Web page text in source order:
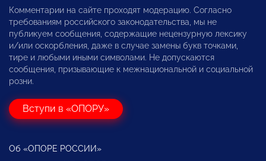
Комментарии на сайте проходят модерацию. Согласно
требованиям российского законодательства, мы не
публикуем сообщения, содержащие нецензурную лексику
и/или оскорбления, даже в случае замены букв точками,
тире и любыми иными символами. Не допускаются
сообщения, призывающие к межнациональной и социальной
розни.
Вступи в «ОПОРУ»
Об «ОПОРЕ РОССИИ»